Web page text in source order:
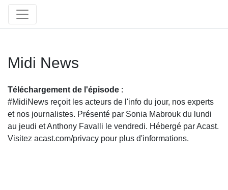
Midi News
Téléchargement de l'épisode :
#MidiNews reçoit les acteurs de l'info du jour, nos experts
et nos journalistes. Présenté par Sonia Mabrouk du lundi
au jeudi et Anthony Favalli le vendredi. Hébergé par Acast.
Visitez acast.com/privacy pour plus d'informations.